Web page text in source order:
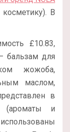
В
£10.83,
бальзам для
жожоба,
маслом,
в
(ароматы и